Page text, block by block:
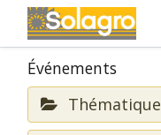
Événements
Thématique